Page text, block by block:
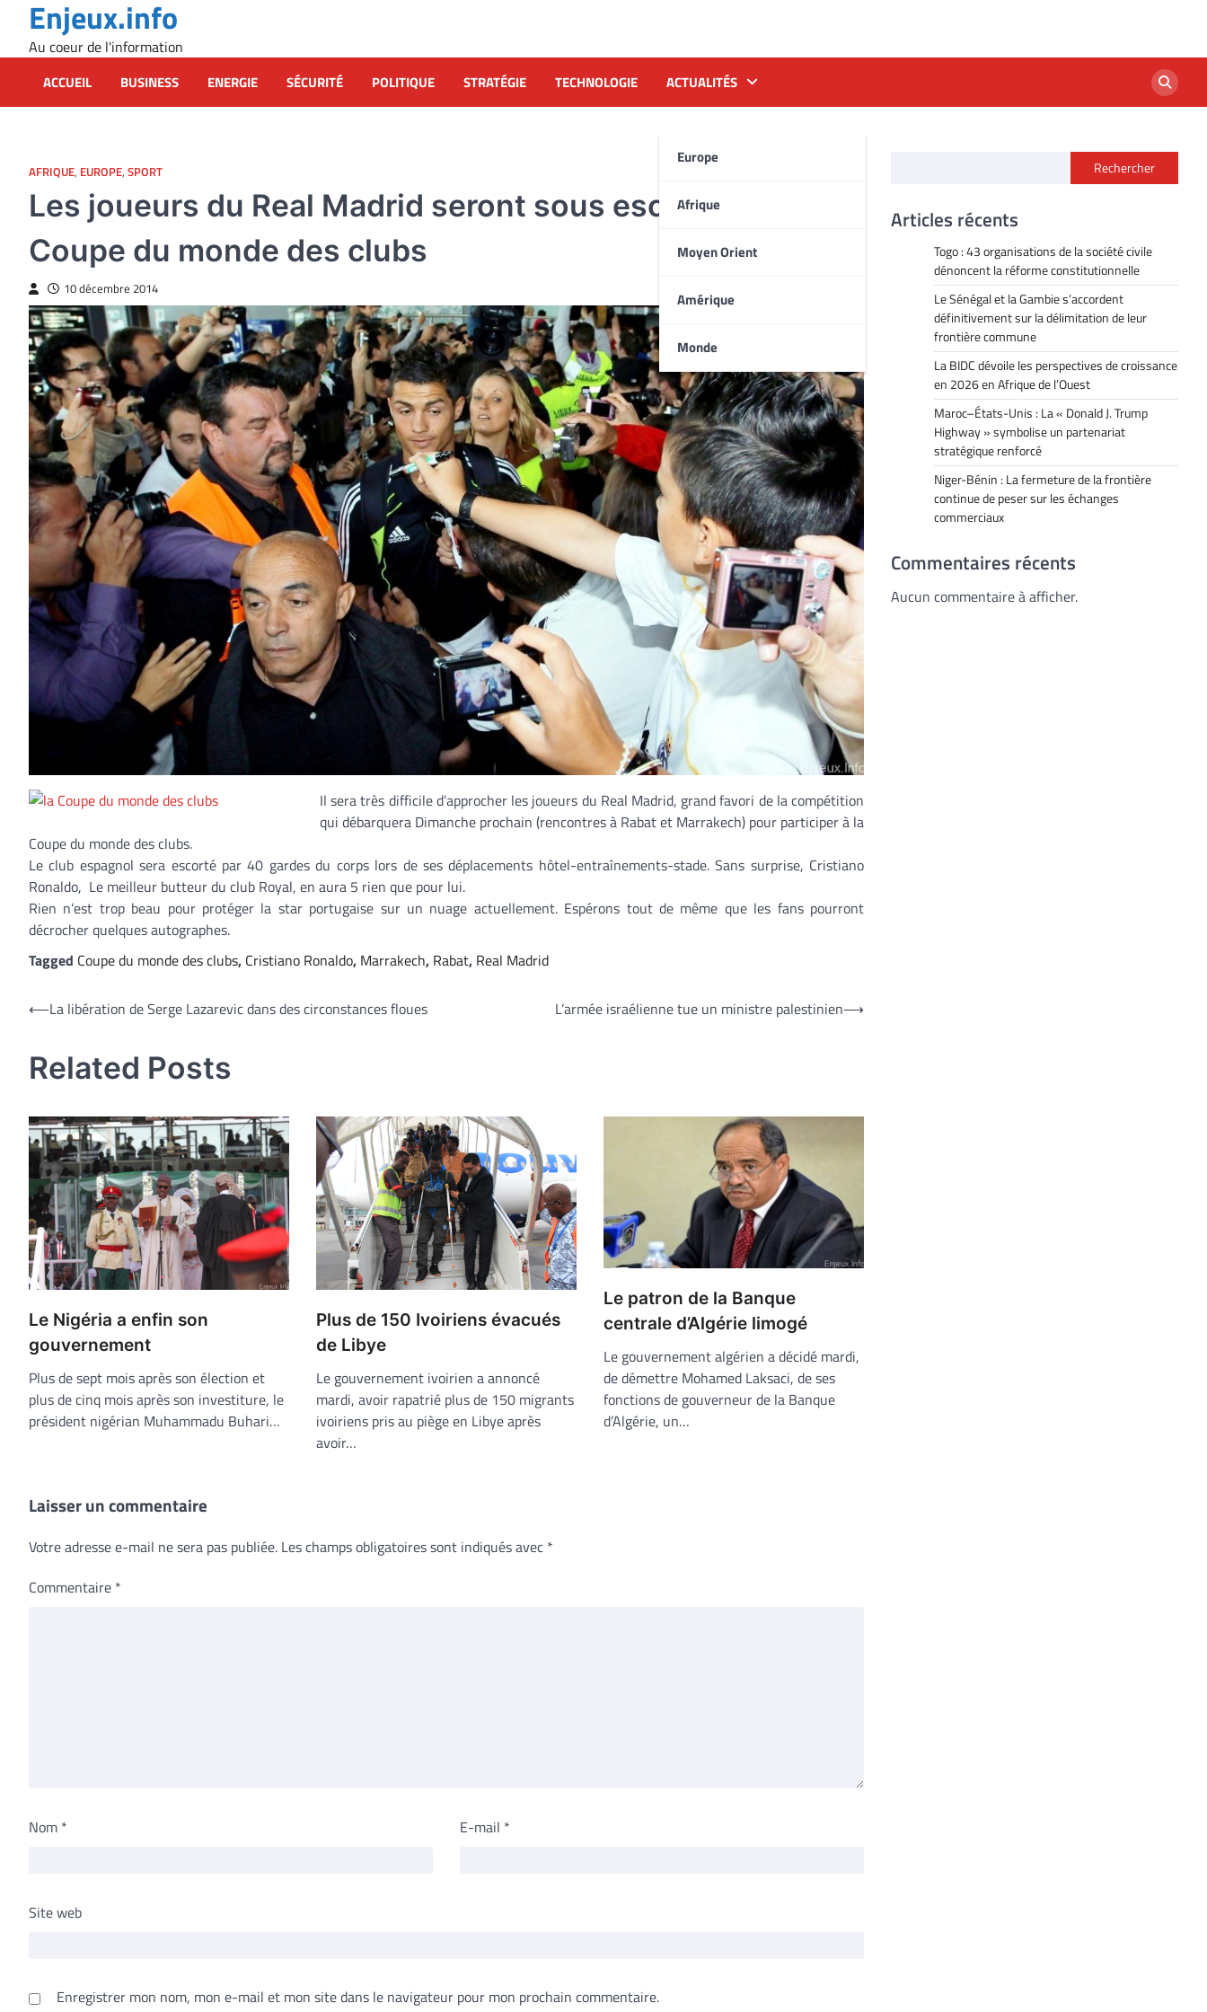
content
Enjeux.info
Au coeur de l'information
ACCUEIL BUSINESS ENERGIE SÉCURITÉ POLITIQUE STRATÉGIE TECHNOLOGIE ACTUALITÉS
Europe
Afrique
Moyen Orient
Amérique
Monde
AFRIQUE, EUROPE, SPORT
Les joueurs du Real Madrid seront sous escorte à la
Coupe du monde des clubs
10 décembre 2014
Il sera très difficile d’approcher les joueurs du Real Madrid, grand favori de la compétition
qui débarquera Dimanche prochain (rencontres à Rabat et Marrakech) pour participer à la
Coupe du monde des clubs.
Le club espagnol sera escorté par 40 gardes du corps lors de ses déplacements hôtel-entraînements-stade. Sans surprise, Cristiano
Ronaldo, Le meilleur butteur du club Royal, en aura 5 rien que pour lui.
Rien n’est trop beau pour protéger la star portugaise sur un nuage actuellement. Espérons tout de même que les fans pourront
décrocher quelques autographes.
Tagged Coupe du monde des clubs, Cristiano Ronaldo, Marrakech, Rabat, Real Madrid
Navigation
l’article
⟵La libération de Serge Lazarevic dans des circonstances floues L’armée israélienne tue un ministre palestinien⟶
Related Posts
Le Nigéria a enfin son
gouvernement
Plus de sept mois après son élection et
plus de cinq mois après son investiture, le
président nigérian Muhammadu Buhari…
Plus de 150 Ivoiriens évacués
de Libye
Le gouvernement ivoirien a annoncé
mardi, avoir rapatrié plus de 150 migrants
ivoiriens pris au piège en Libye après
avoir…
Le patron de la Banque
centrale d’Algérie limogé
Le gouvernement algérien a décidé mardi,
de démettre Mohamed Laksaci, de ses
fonctions de gouverneur de la Banque
d’Algérie, un…
Laisser un commentaire
Votre adresse e-mail ne sera pas publiée. Les champs obligatoires sont indiqués avec *
Commentaire *
Nom * E-mail *
Site web
Enregistrer mon nom, mon e-mail et mon site dans le navigateur pour mon prochain commentaire.
Rechercher
Articles récents
Togo : 43 organisations de la société civile
dénoncent la réforme constitutionnelle
Le Sénégal et la Gambie s’accordent
définitivement sur la délimitation de leur
frontière commune
La BIDC dévoile les perspectives de croissance
en 2026 en Afrique de l’Ouest
Maroc–États-Unis : La « Donald J. Trump
Highway » symbolise un partenariat
stratégique renforcé
Niger-Bénin : La fermeture de la frontière
continue de peser sur les échanges
commerciaux
Commentaires récents
Aucun commentaire à afficher.